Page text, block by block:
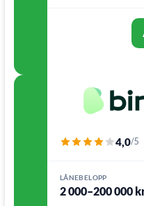
4,0/5
LÅNEBELOPP
2 000–200 000